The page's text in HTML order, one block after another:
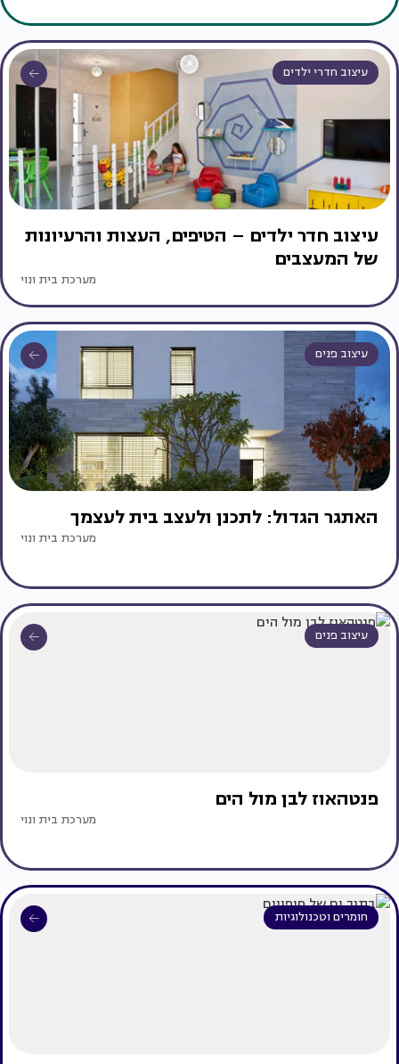
עיצוב חדרי ילדים
עיצוב חדר ילדים – הטיפים, העצות והרעיונות
של המעצבים
מערכת בית ונוי
עיצוב פנים
האתגר הגדול: לתכנן ולעצב בית לעצמך
מערכת בית ונוי
עיצוב פנים
פנטהאוז לבן מול הים
מערכת בית ונוי
חומרים וטכנולוגיות